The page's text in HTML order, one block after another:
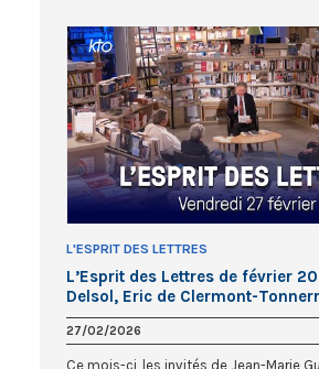
L'ESPRIT DES LETTRES
L’Esprit des Lettres de février
Delsol, Eric de Clermont-
Montéty
27/02/2026
Ce mois-ci, les invités de Jean-Marie